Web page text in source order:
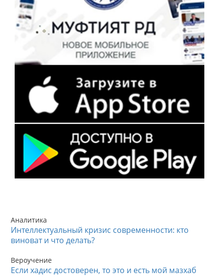
Аналитика
Интеллектуальный кризис современности: кто
виноват и что делать?
Вероучение
Если хадис достоверен, то это и есть мой мазхаб